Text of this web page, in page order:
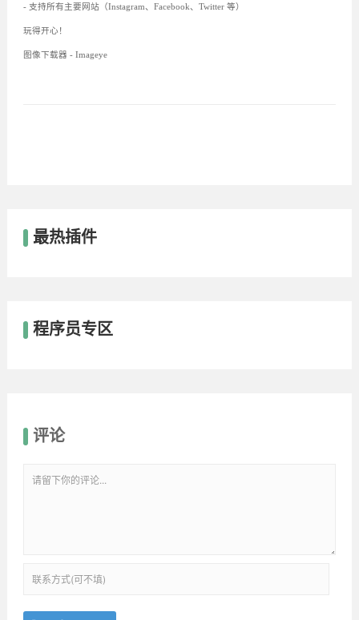
- 支持所有主要网站（Instagram、Facebook、Twitter 等）
玩得开心！
图像下载器 - Imageye
最热插件
程序员专区
评论